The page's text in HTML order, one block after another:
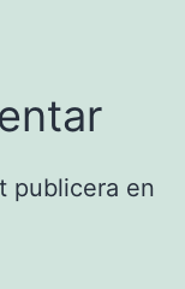
publicera en